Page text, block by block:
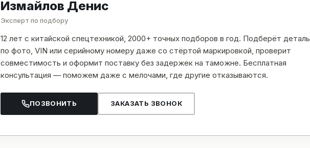
Измайлов Денис
Эксперт по подбору
12 лет с китайской спецтехникой, 2000+ точных подборов в год. Подберёт деталь
по фото, VIN или серийному номеру даже со стёртой маркировкой, проверит
совместимость и оформит поставку без задержек на таможне. Бесплатная
консультация — поможем даже с мелочами, где другие отказываются.
ПОЗВОНИТЬ ЗАКАЗАТЬ ЗВОНОК